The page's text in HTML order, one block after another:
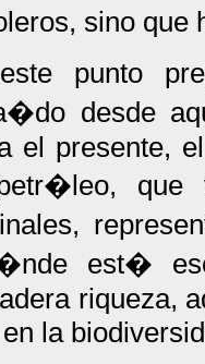
sino
punto
desde
el presente,
que
est�
riqueza,
la